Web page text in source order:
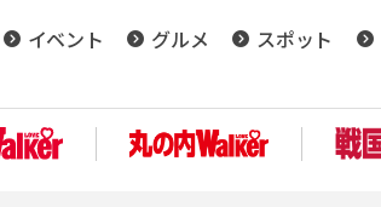
イベント グルメ スポット